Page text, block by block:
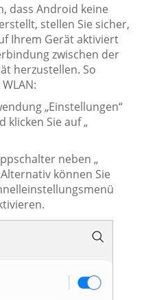
dass Android keine
stellen Sie sicher,
Ihrem Gerät aktiviert
zwischen der
herzustellen. So
„Einstellungen“
klicken Sie auf „
neben „
Alternativ können Sie